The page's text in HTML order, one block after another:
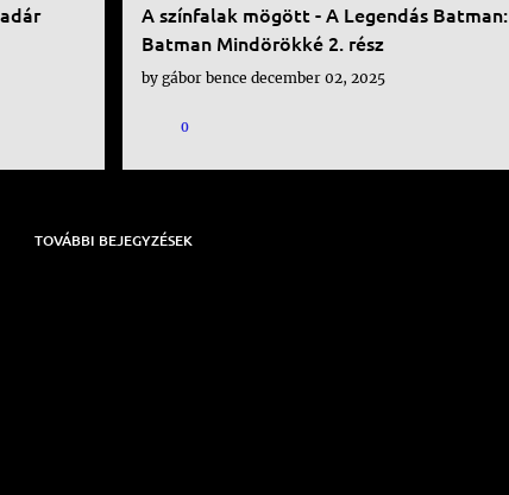
A színfalak mögött - A Legendás Batman:
Batman Mindörökké 2. rész
by gábor bence december 02, 2025
0
TOVÁBBI BEJEGYZÉSEK